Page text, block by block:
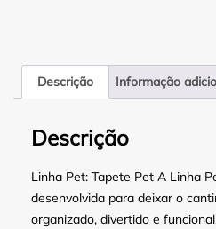
Descrição Informação
Descrição
Linha Pet: Tapete Pet A Linha
desenvolvida para deixar o
organizado, divertido e